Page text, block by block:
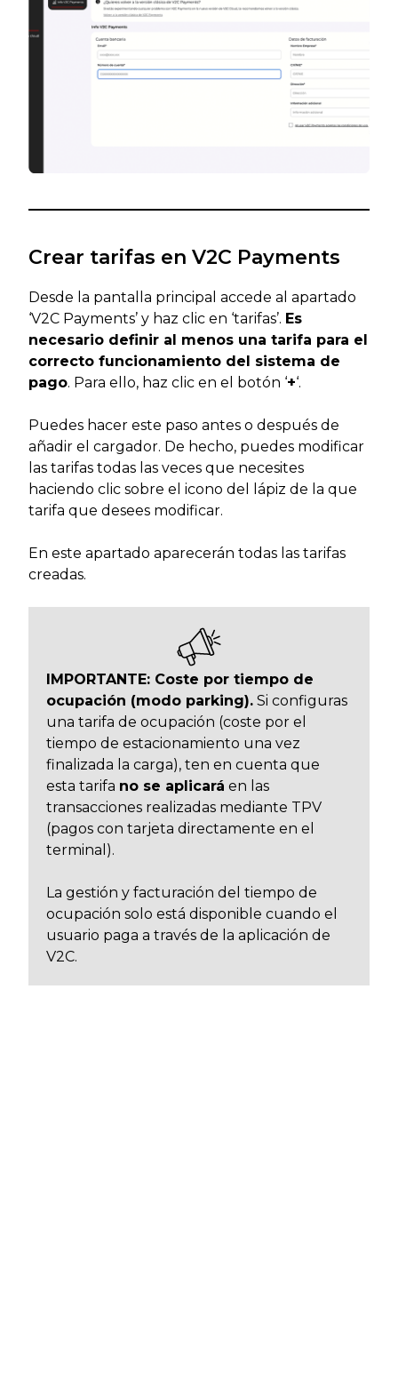
Crear tarifas en V2C Payments
Desde la pantalla principal accede al apartado
‘V2C Payments’ y haz clic en ‘tarifas’. Es
necesario definir al menos una tarifa para el
correcto funcionamiento del sistema de
pago. Para ello, haz clic en el botón ‘+‘.
Puedes hacer este paso antes o después de
añadir el cargador. De hecho, puedes modificar
las tarifas todas las veces que necesites
haciendo clic sobre el icono del lápiz de la que
tarifa que desees modificar.
En este apartado aparecerán todas las tarifas
creadas.
IMPORTANTE: Coste por tiempo de
ocupación (modo parking). Si configuras
una tarifa de ocupación (coste por el
tiempo de estacionamiento una vez
finalizada la carga), ten en cuenta que
esta tarifa no se aplicará en las
transacciones realizadas mediante TPV
(pagos con tarjeta directamente en el
terminal).
La gestión y facturación del tiempo de
ocupación solo está disponible cuando el
usuario paga a través de la aplicación de
V2C.